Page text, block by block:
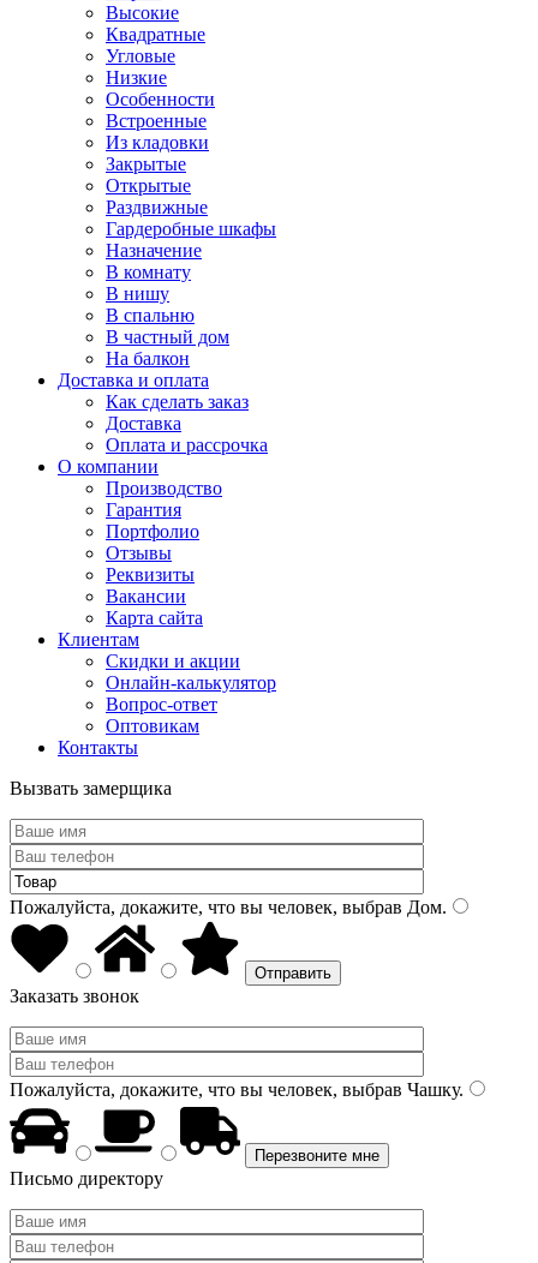
Высокие
Квадратные
Угловые
Низкие
Особенности
Встроенные
Из кладовки
Закрытые
Открытые
Раздвижные
Гардеробные шкафы
Назначение
В комнату
В нишу
В спальню
В частный дом
На балкон
Доставка и оплата
Как сделать заказ
Доставка
Оплата и рассрочка
О компании
Производство
Гарантия
Портфолио
Отзывы
Реквизиты
Вакансии
Карта сайта
Клиентам
Скидки и акции
Онлайн-калькулятор
Вопрос-ответ
Оптовикам
Контакты
Вызвать замерщика
Пожалуйста, докажите, что вы человек, выбрав Дом.
Заказать звонок
Пожалуйста, докажите, что вы человек, выбрав Чашку.
Письмо директору